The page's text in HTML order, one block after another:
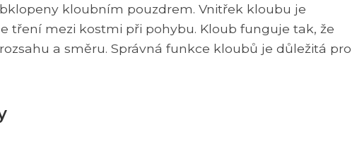
kloubním pouzdrem. Vnitřek kloubu je
tření mezi kostmi při pohybu. Kloub funguje tak, že
a směru. Správná funkce kloubů je důležitá pro